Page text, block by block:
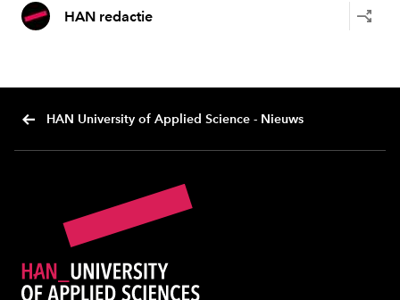
HAN redactie
HAN University of Applied Science - Nieuws